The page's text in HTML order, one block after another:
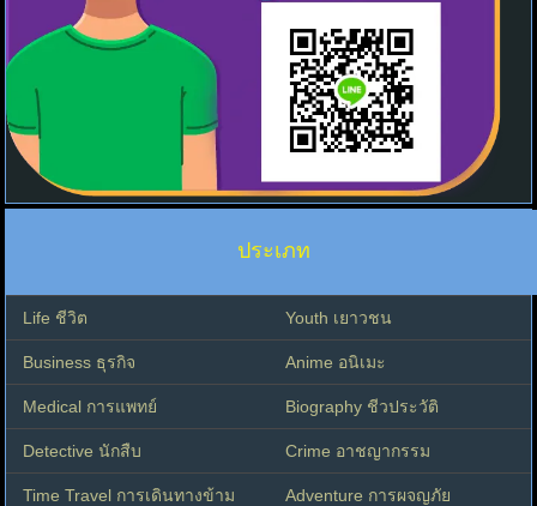
ประเภท
Life ชีวิต Youth เยาวชน
Business ธุรกิจ Anime อนิเมะ
Medical การแพทย์ Biography ชีวประวัติ
Detective นักสืบ Crime อาชญากรรม
Time Travel การเดินทางข้าม
Adventure การผจญภัย